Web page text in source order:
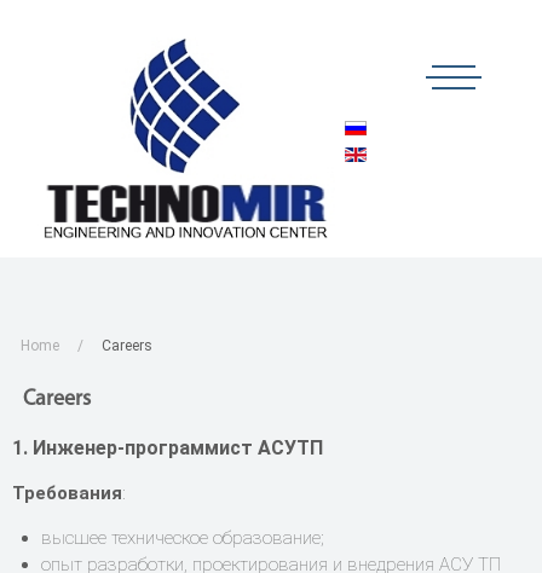
Home Careers
Careers
1. Инженер-программист АСУТП
Требования:
высшее техническое образование;
опыт разработки, проектирования и внедрения АСУ ТП